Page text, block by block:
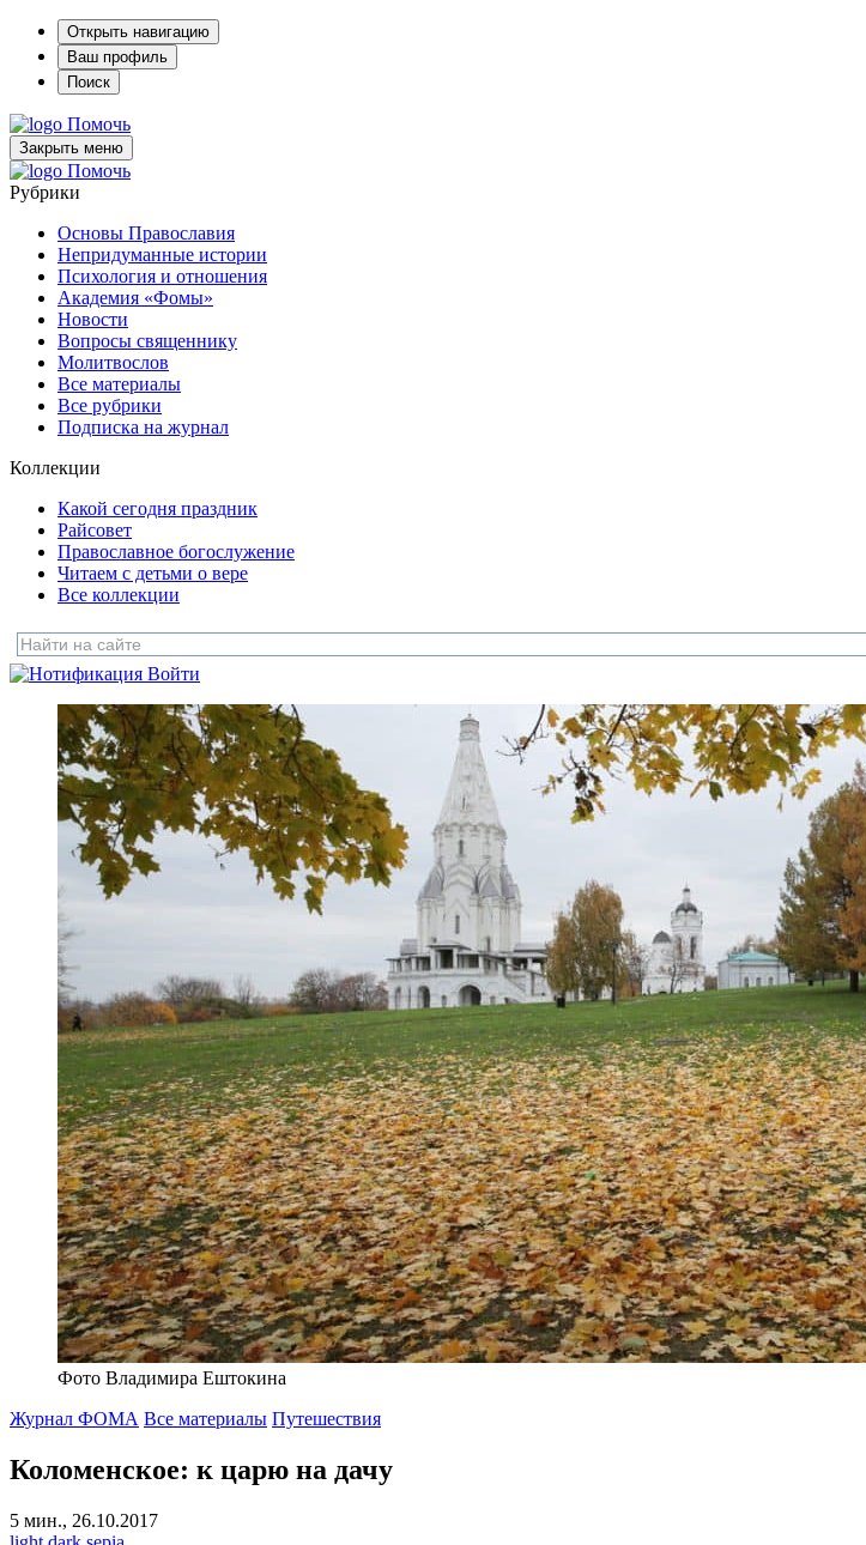
Открыть навигацию
Ваш профиль
Поиск
Помочь
Закрыть меню
Помочь
Рубрики
Основы Православия
Непридуманные истории
Психология и отношения
Академия «Фомы»
Новости
Вопросы священнику
Молитвослов
Все материалы
Все рубрики
Подписка на журнал
Коллекции
Какой сегодня праздник
Райсовет
Православное богослужение
Читаем с детьми о вере
Все коллекции
Войти
Фото Владимира Ештокина
Журнал ФОМА Все материалы Путешествия
Коломенское: к царю на дачу
5 мин., 26.10.2017